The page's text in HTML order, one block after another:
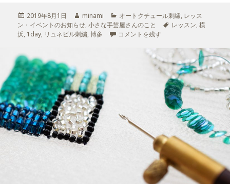
投
稿
日:
2019年8月1日
作
成
者
minami
カ
テ
ゴ
オートクチュール刺繍, レッス
ン・イベントのお知らせ,小さな手芸屋さんのこと
タ
レッスン,横
浜, 1day, リュネビル刺繍,博多 リュネビル刺繍のアドバンスレッスン
コメントを残す